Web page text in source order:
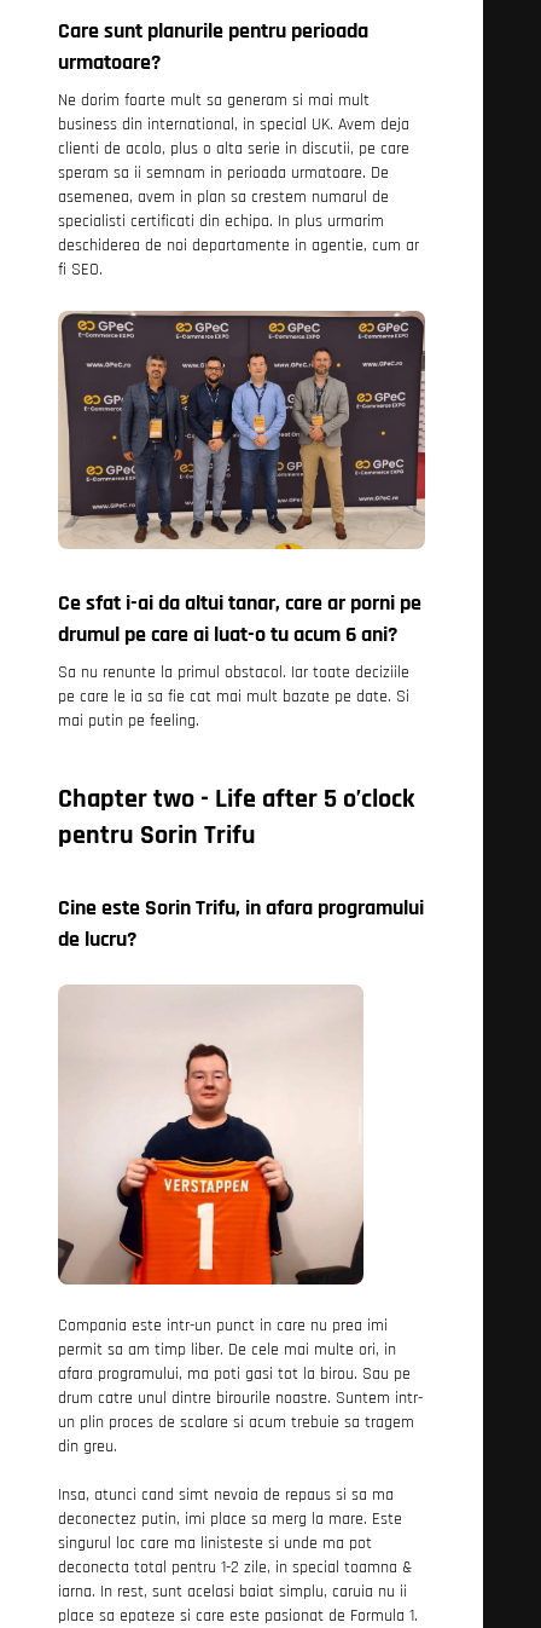
Care sunt planurile pentru perioada
urmatoare?
Ne dorim foarte mult sa generam si mai mult
business din international, in special UK. Avem deja
clienti de acolo, plus o alta serie in discutii, pe care
speram sa ii semnam in perioada urmatoare. De
asemenea, avem in plan sa crestem numarul de
specialisti certificati din echipa. In plus urmarim
deschiderea de noi departamente in agentie, cum ar
fi SEO.
Ce sfat i-ai da altui tanar, care ar porni pe
drumul pe care ai luat-o tu acum 6 ani?
Sa nu renunte la primul obstacol. Iar toate deciziile
pe care le ia sa fie cat mai mult bazate pe date. Si
mai putin pe feeling.
Chapter two - Life after 5 o’clock
pentru Sorin Trifu
Cine este Sorin Trifu, in afara programului
de lucru?
Compania este intr-un punct in care nu prea imi
permit sa am timp liber. De cele mai multe ori, in
afara programului, ma poti gasi tot la birou. Sau pe
drum catre unul dintre birourile noastre. Suntem intr-
un plin proces de scalare si acum trebuie sa tragem
din greu.
Insa, atunci cand simt nevoia de repaus si sa ma
deconectez putin, imi place sa merg la mare. Este
singurul loc care ma linisteste si unde ma pot
deconecta total pentru 1-2 zile, in special toamna &
iarna. In rest, sunt acelasi baiat simplu, caruia nu ii
place sa epateze si care este pasionat de Formula 1.